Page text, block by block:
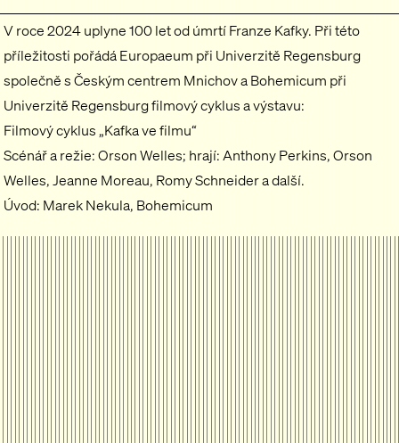
V roce 2024 uplyne 100 let od úmrtíFranze Kafky. Při této
příležitosti pořádá Europaeum při Univerzitě Regensburg
společně s Českým centrem Mnichov a Bohemicum při
Univerzitě Regensburg filmový cyklus a výstavu:
Filmový cyklus „Kafka ve filmu“
Scénář a režie: Orson Welles; hrají: Anthony Perkins, Orson
Welles, Jeanne Moreau, Romy Schneider a další.
Úvod: Marek Nekula, Bohemicum